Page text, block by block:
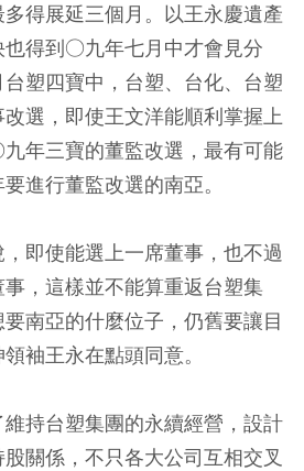
得展延三個月。以王永慶遺產
也得到○九年七月中才會見分
塑四寶中，台塑、台化、台塑
選，即使王文洋能順利掌握上
年三寶的董監改選，最有可能
進行董監改選的南亞。
即使能選上一席董事，也不過
，這樣並不能算重返台塑集
南亞的什麼位子，仍舊要讓目
袖王永在點頭同意。
持台塑集團的永續經營，設計
關係，不只各大公司互相交叉